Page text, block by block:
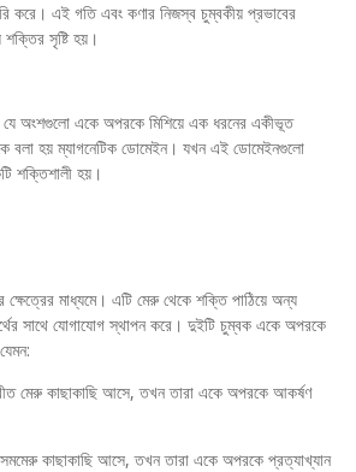
করে। এই গতি এবং কণার নিজস্ব চুম্বকীয় প্রভাবের
সৃষ্টি হয়।
যে অংশগুলো একে অপরকে মিশিয়ে এক ধরনের একীভূত
বলা হয় ম্যাগনেটিক ডোমেইন। যখন এই ডোমেইনগুলো
শক্তিশালী হয়।
মাধ্যমে। এটি মেরু থেকে শক্তি পাঠিয়ে অন্য
সাথে যোগাযোগ স্থাপন করে। দুইটি চুম্বক একে অপরকে
মেরু কাছাকাছি আসে, তখন তারা একে অপরকে আকর্ষণ
কাছাকাছি আসে, তখন তারা একে অপরকে প্রত্যাখ্যান